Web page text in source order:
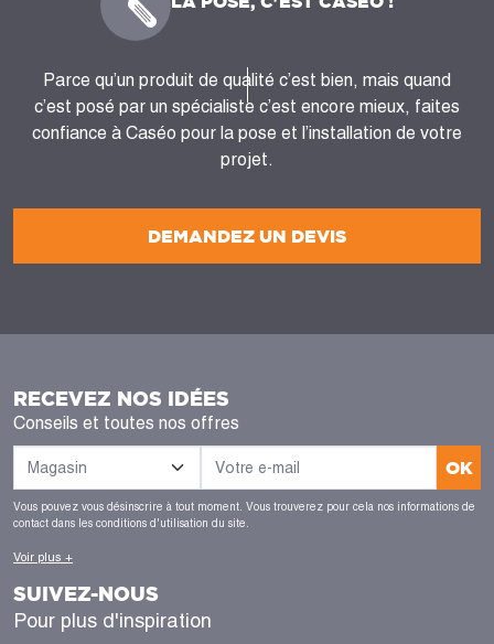
DEMANDEZ UN DEVIS
Parce qu’un produit de qualité c’est bien, mais quand
c’est posé par un spécialiste c’est encore mieux, faites
confiance à Caséo pour la pose et l’installation de votre
projet.
RECEVEZ NOS IDÉES
Conseils et toutes nos offres
OK
Vous pouvez vous désinscrire à tout moment. Vous trouverez pour cela nos informations de
contact dans les conditions d'utilisation du site.
Voir plus +
SUIVEZ-NOUS
Pour plus d'inspiration